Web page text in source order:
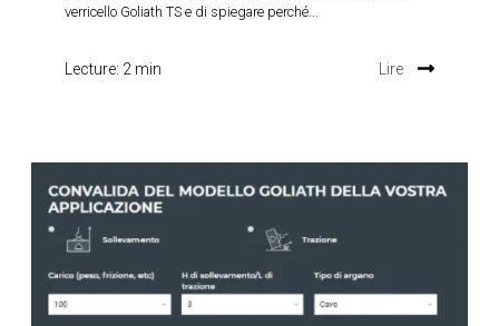
verricello Goliath TS e di spiegare perché...
Lecture: 2 min Lire